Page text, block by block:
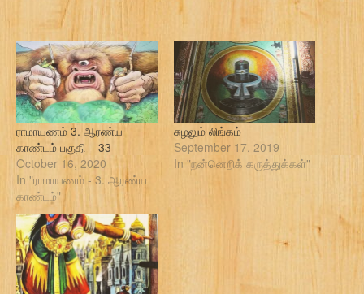
ராமாயணம் 3. ஆரண்ய
காண்டம் பகுதி – 33
October 16, 2020
In "ராமாயணம் - 3. ஆரண்ய
காண்டம்"
சுழலும் லிங்கம்
September 17, 2019
In "நன்னெறிக் கருத்துக்கள்"